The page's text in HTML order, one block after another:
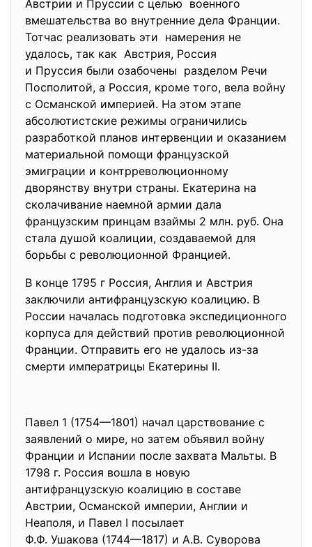
Австрии и Пруссии с целью военного
вмешательства во внутренние дела Франции.
Тотчас реализовать эти намерения не
удалось, так как Австрия, Россия
и Пруссия были озабочены разделом Речи
Посполитой, а Россия, кроме того, вела войну
с Османской империей. На этом этапе
абсолютистские режимы ограничились
разработкой планов интервенции и оказанием
материальной помощи французской
эмиграции и контрреволюционному
дворянству внутри страны. Екатерина на
сколачивание наемной армии дала
французским принцам взаймы 2 млн. руб. Она
стала душой коалиции, создаваемой для
борьбы с революционной Францией.
В конце 1795 г Россия, Англия и Австрия
заключили антифранцузскую коалицию. В
России началась подготовка экспедиционного
корпуса для действий против революционной
Франции. Отправить его не удалось из-за
смерти императрицы Екатерины II.
Павел 1 (1754—1801) начал царствование с
заявлений о мире, но затем объявил войну
Франции и Испании после захвата Мальты. В
1798 г. Россия вошла в новую
антифранцузскую коалицию в составе
Австрии, Османской империи, Англии и
Неаполя, и Павел I посылает
Ф.Ф. Ушакова (1744—1817) и А.В. Суворова